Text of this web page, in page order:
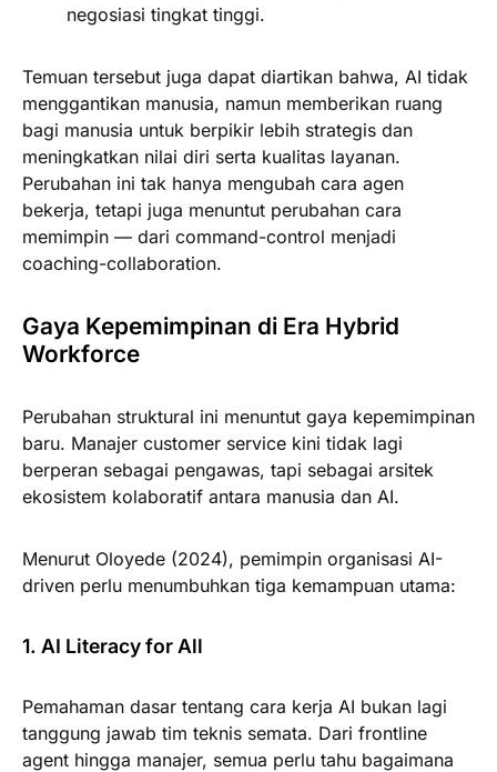
negosiasi tingkat tinggi.
Temuan tersebut juga dapat diartikan bahwa, AI tidak
menggantikan manusia, namun memberikan ruang
bagi manusia untuk berpikir lebih strategis dan
meningkatkan nilai diri serta kualitas layanan.
Perubahan ini tak hanya mengubah cara agen
bekerja, tetapi juga menuntut perubahan cara
memimpin — dari command-control menjadi
coaching-collaboration.
Gaya Kepemimpinan di Era Hybrid
Workforce
Perubahan struktural ini menuntut gaya kepemimpinan
baru. Manajer customer service kini tidak lagi
berperan sebagai pengawas, tapi sebagai arsitek
ekosistem kolaboratif antara manusia dan AI.
Menurut Oloyede (2024), pemimpin organisasi AI-
driven perlu menumbuhkan tiga kemampuan utama:
1. AI Literacy for All
Pemahaman dasar tentang cara kerja AI bukan lagi
tanggung jawab tim teknis semata. Dari frontline
agent hingga manajer, semua perlu tahu bagaimana